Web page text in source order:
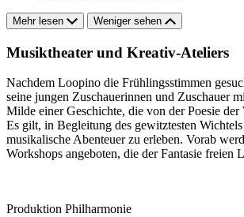
Mehr lesen Weniger sehen
Musiktheater und Kreativ-Ateliers
Nachdem Loopino die Frühlingsstimmen
seine jungen Zuschauerinnen und Zuschauer
Milde einer Geschichte, die von der Poesie
Es gilt, in Begleitung des gewitztesten
musikalische Abenteuer zu erleben. Vorab
Workshops angeboten, die der Fantasie freien
Produktion Philharmonie